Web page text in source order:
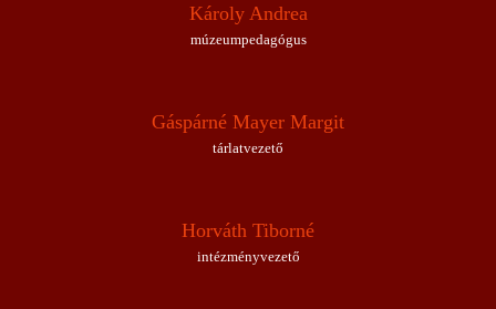
Károly Andrea
múzeumpedagógus
Gáspárné Mayer Margit
tárlatvezető
Horváth Tiborné
intézményvezető